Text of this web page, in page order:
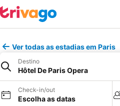
Ver todas as estadias em Paris
Destino
Hôtel De Paris Opera
Check-in/out
Escolha as datas